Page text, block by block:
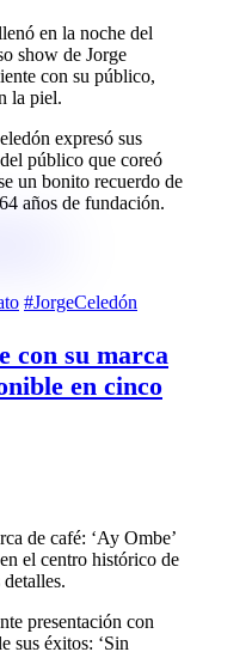
en la noche del
show de Jorge
con su público,
la piel.
expresó sus
público que coreó
un bonito recuerdo de
años de fundación.
#JorgeCeledón
con su marca
en cinco
de café: ‘Ay Ombe’
el centro histórico de
presentación con
sus éxitos: ‘Sin